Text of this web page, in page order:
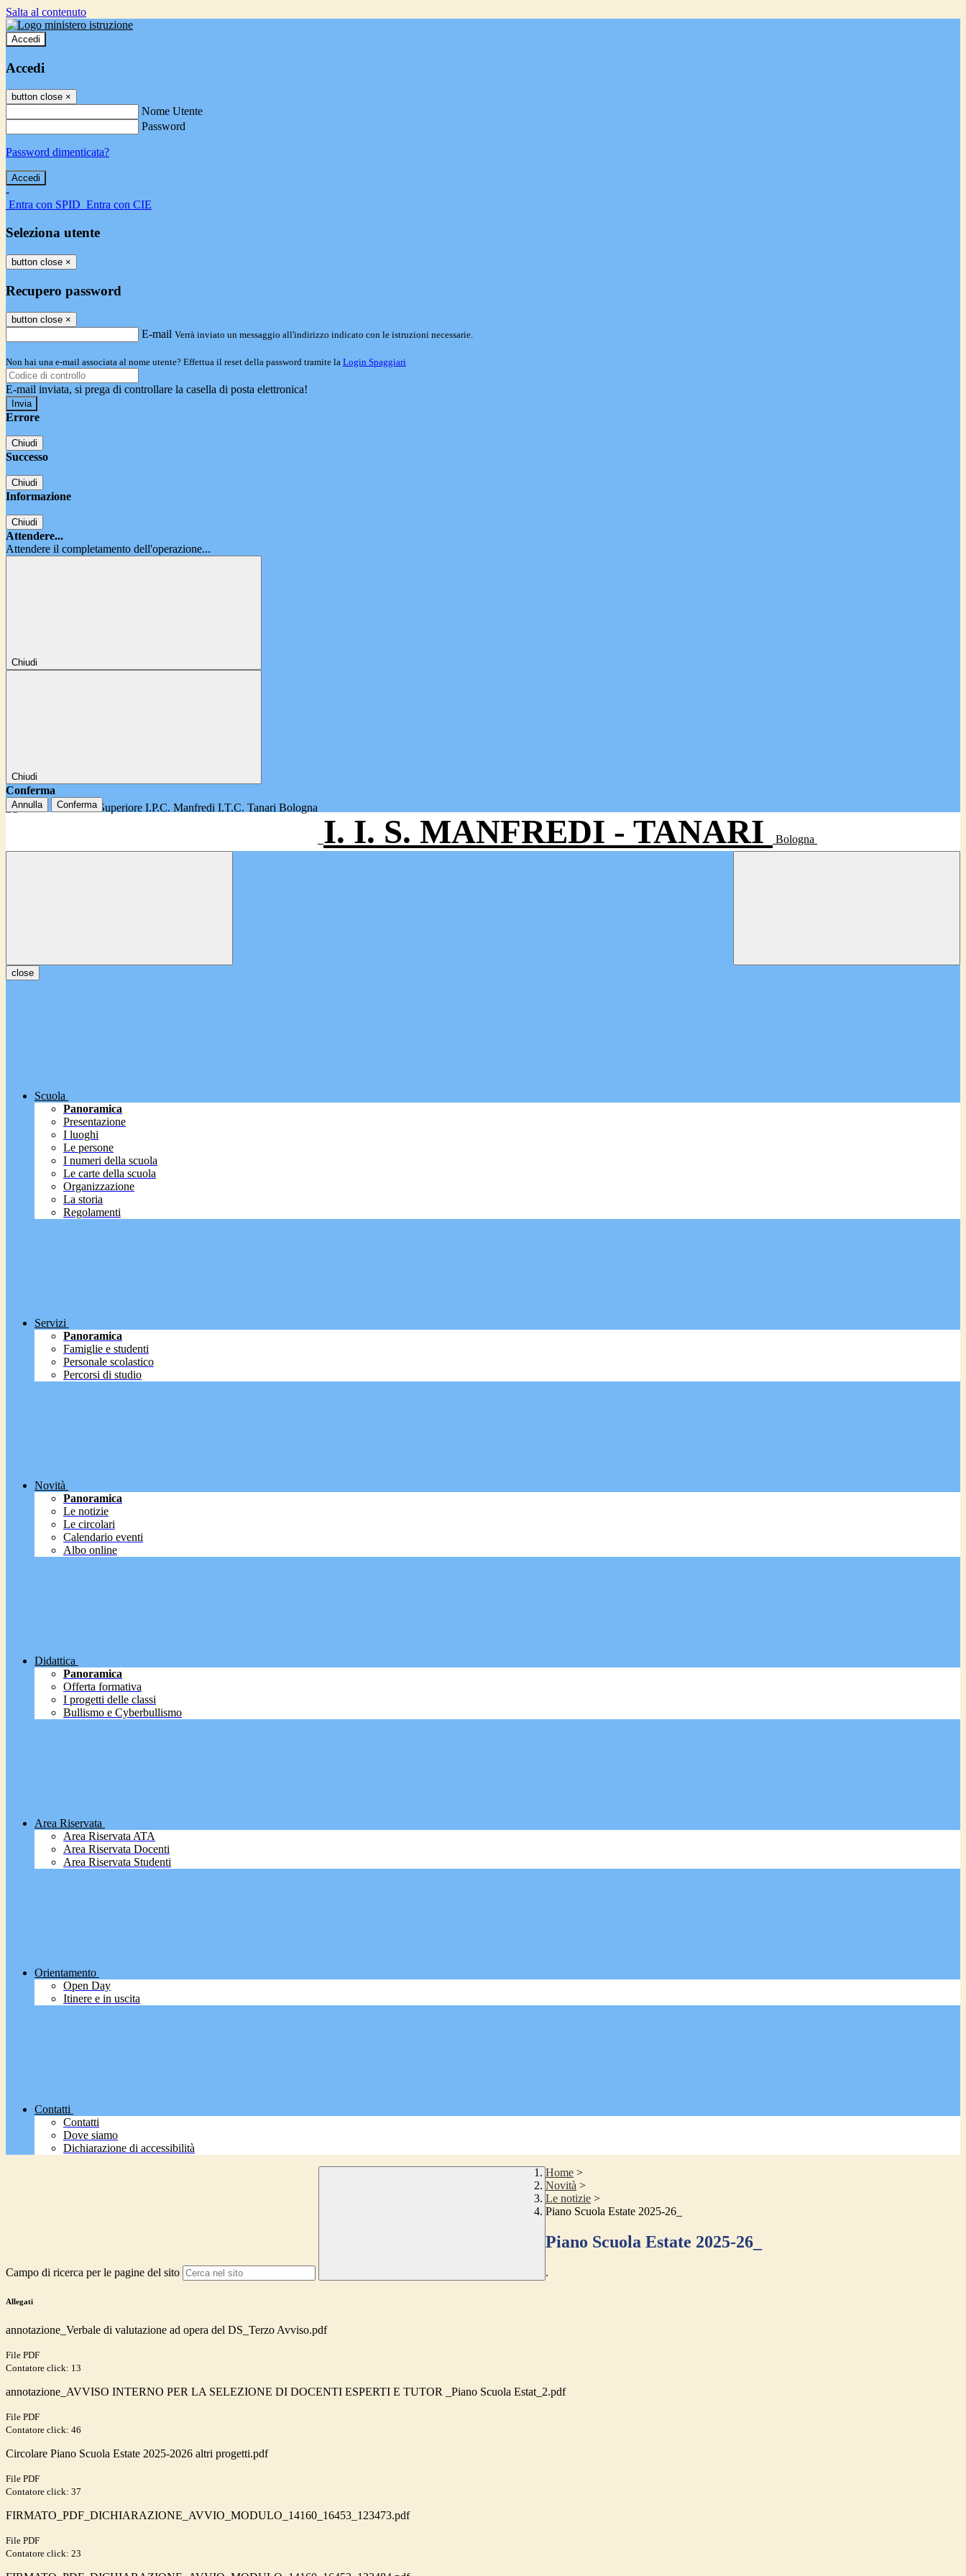
Salta al contenuto
Accedi
Accedi
button close ×
Nome Utente
Password
Password dimenticata?
-
Entra con SPID Entra con CIE
Seleziona utente
button close ×
Recupero password
button close ×
E-mail Verrà inviato un messaggio all'indirizzo indicato con le istruzioni necessarie.
Non hai una e-mail associata al nome utente? Effettua il reset della password tramite la Login Spaggiari
E-mail inviata, si prega di controllare la casella di posta elettronica!
Errore
Chiudi
Successo
Chiudi
Informazione
Chiudi
Attendere...
Attendere il completamento dell'operazione...
Chiudi
Chiudi
Conferma
Annulla Conferma
I. I. S. MANFREDI - TANARI Bologna
close
Scuola
Panoramica
Presentazione
I luoghi
Le persone
I numeri della scuola
Le carte della scuola
Organizzazione
La storia
Regolamenti
Servizi
Panoramica
Famiglie e studenti
Personale scolastico
Percorsi di studio
Novità
Panoramica
Le notizie
Le circolari
Calendario eventi
Albo online
Didattica
Panoramica
Offerta formativa
I progetti delle classi
Bullismo e Cyberbullismo
Area Riservata
Area Riservata ATA
Area Riservata Docenti
Area Riservata Studenti
Orientamento
Open Day
Itinere e in uscita
Contatti
Contatti
Dove siamo
Dichiarazione di accessibilità
Campo di ricerca per le pagine del sito
Home >
Novità >
Le notizie >
Piano Scuola Estate 2025-26_
Piano Scuola Estate 2025-26_
.
Allegati
annotazione_Verbale di valutazione ad opera del DS_Terzo Avviso.pdf
File PDF
Contatore click: 13
annotazione_AVVISO INTERNO PER LA SELEZIONE DI DOCENTI ESPERTI E TUTOR _Piano Scuola Estat_2.pdf
File PDF
Contatore click: 46
Circolare Piano Scuola Estate 2025-2026 altri progetti.pdf
File PDF
Contatore click: 37
FIRMATO_PDF_DICHIARAZIONE_AVVIO_MODULO_14160_16453_123473.pdf
File PDF
Contatore click: 23